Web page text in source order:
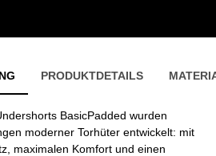
PRODUKTDETAILS
BasicPadded wurden
moderner Torhüter entwickelt: mit
maximalen Komfort und einen